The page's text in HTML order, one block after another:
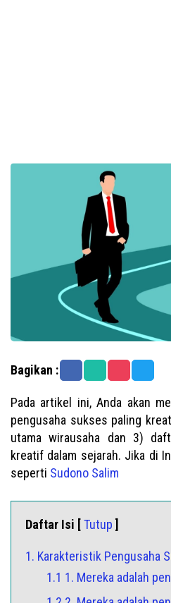
Bagikan :
Pada artikel ini, Anda akan
pengusaha sukses paling
utama wirausaha dan 3)
kreatif dalam sejarah. Jika di
seperti Sudono Salim
Daftar Isi [Tutup ]
1. Karakteristik Pengusaha
1.1 1. Mereka adalah